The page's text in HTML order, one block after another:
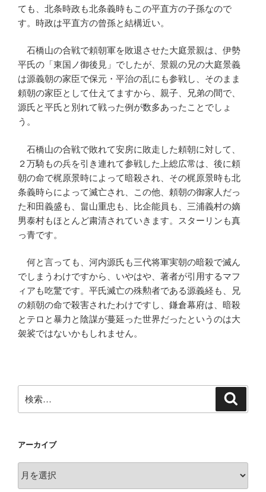
ても、北条時政も北条義時もこの平直方の子孫なので
す。時政は平直方の曾孫と結構近い。
石橋山の合戦で頼朝軍を敗退させた大庭景親は、伊勢
平氏の「東国ノ御後見」でしたが、景親の兄の大庭景義
は源義朝の家臣で保元・平治の乱にも参戦し、そのまま
頼朝の家臣として仕えてますから、親子、兄弟の間で、
源氏と平氏と別れて戦った例が数多あったことでしょ
う。
石橋山の合戦で敗れて安房に敗走した頼朝に対して、
２万騎もの兵を引き連れて参戦した上総広常は、後に頼
朝の命で梶原景時によって暗殺され、その梶原景時も北
条義時らによって滅亡され、この他、頼朝の御家人だっ
た和田義盛も、畠山重忠も、比企能員も、三浦義村の嫡
男泰村もほとんど粛清されていきます。スターリンも真
っ青です。
何と言っても、河内源氏も三代将軍実朝の暗殺で滅ん
でしまうわけですから、いやはや、著者が引用するマフ
ィアも吃驚です。平氏滅亡の殊勲者である源義経も、兄
の頼朝の命で殺害されたわけですし、鎌倉幕府は、暗殺
とテロと暴力と陰謀が蔓延った世界だったというのは大
袈裟ではないかもしれません。
索:
アーカイブ
ー